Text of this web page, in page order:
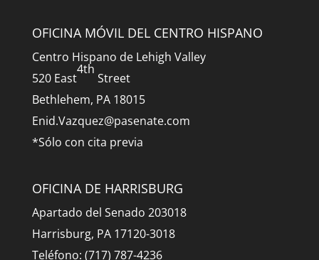
OFICINA MÓVIL DEL CENTRO HISPANO
Centro Hispano de Lehigh Valley
520 East
4th
Street
Bethlehem, PA 18015
Enid.Vazquez@pasenate.com
*Sólo con cita previa
OFICINA DE HARRISBURG
Apartado del Senado 203018
Harrisburg, PA 17120-3018
Teléfono: (717) 787-4236